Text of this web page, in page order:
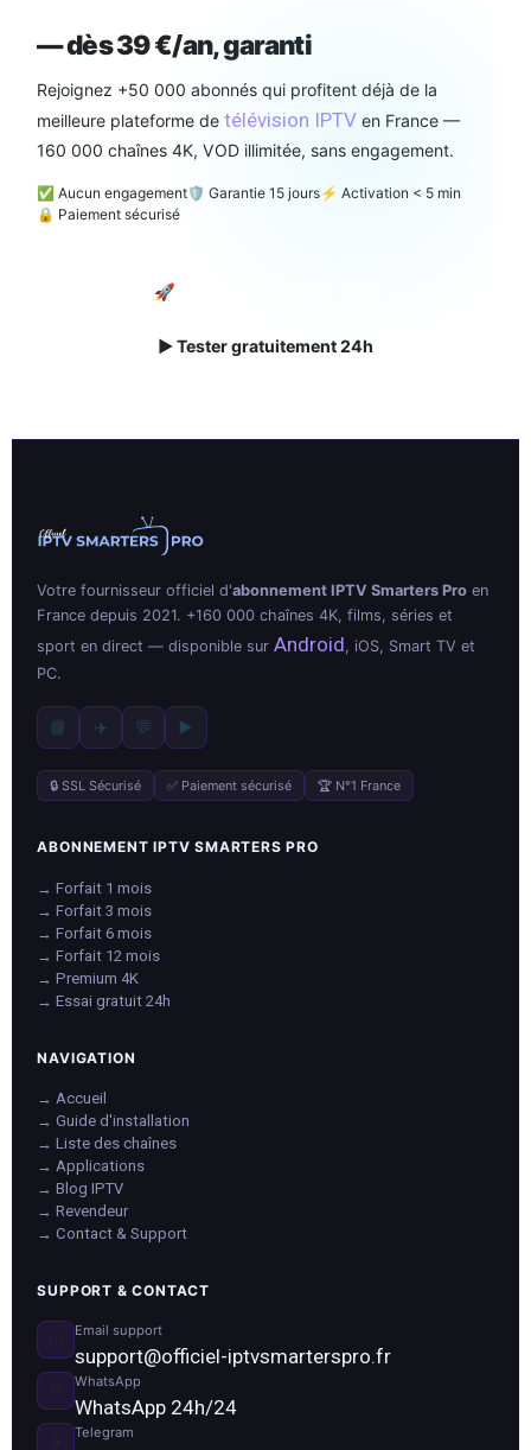
— dès 39 €/an, garanti
Rejoignez +50 000 abonnés qui profitent déjà de la
meilleure plateforme detélévision IPTV en France —
160 000 chaînes 4K, VOD illimitée, sans engagement.
✅ Aucun engagement🛡️ Garantie 15 jours⚡ Activation < 5 min
🔒 Paiement sécurisé
🚀 Souscrire — dès 39 €/an
▶ Tester gratuitement 24h
Votre fournisseur officiel d'abonnement IPTV Smarters Pro en
France depuis 2021. +160 000 chaînes 4K, films, séries et
sport en direct — disponible surAndroid, iOS, Smart TV et
PC.
📘 ✈️ 💬 ▶️
🔒 SSL Sécurisé ✅ Paiement sécurisé 🏆 N°1 France
ABONNEMENT IPTV SMARTERS PRO
→ Forfait 1 mois
→ Forfait 3 mois
→ Forfait 6 mois
→ Forfait 12 mois
→ Premium 4K
→ Essai gratuit 24h
NAVIGATION
→ Accueil
→ Guide d'installation
→ Liste des chaînes
→ Applications
→ Blog IPTV
→ Revendeur
→ Contact & Support
SUPPORT & CONTACT
Email support
support@officiel-iptvsmarterspro.fr
WhatsApp
WhatsApp 24h/24
Telegram